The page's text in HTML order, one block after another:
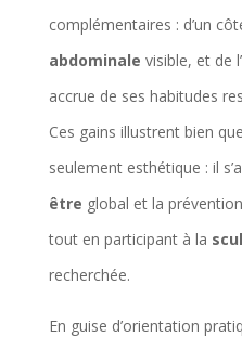
complémentaires : d’un
abdominale visible, et de
accrue de ses habitudes
Ces gains illustrent bien
seulement esthétique : il
être global et la
tout en participant à la
recherchée.
En guise d’orientation